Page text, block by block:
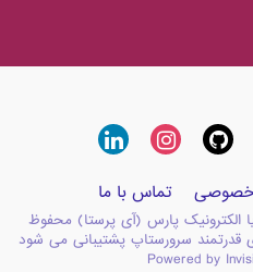
خصوصی تماس با ما
الکترونیک پارس (آی پرستا) محفوظ
سرورستاپ پشتیبانی می شود
Powered by